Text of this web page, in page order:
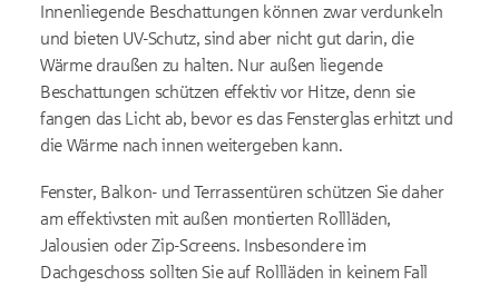
Innenliegende Beschattungen können zwar verdunkeln
und bieten UV-Schutz, sind aber nicht gut darin, die
Wärme draußen zu halten. Nur außen liegende
Beschattungen schützen effektiv vor Hitze, denn sie
fangen das Licht ab, bevor es das Fensterglas erhitzt und
die Wärme nach innen weitergeben kann.
Fenster, Balkon- und Terrassentüren schützen Sie daher
am effektivsten mit außen montierten Rollläden,
Jalousien oder Zip-Screens. Insbesondere im
Dachgeschoss sollten Sie auf Rollläden in keinem Fall